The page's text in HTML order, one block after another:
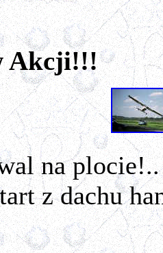
Akcji!!!
na